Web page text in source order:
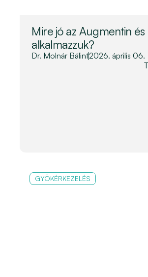
Mire jó az Augmentin
alkalmazzuk?
Dr. Molnár Bálint2026. április 06.
GYÖKÉRKEZELÉS